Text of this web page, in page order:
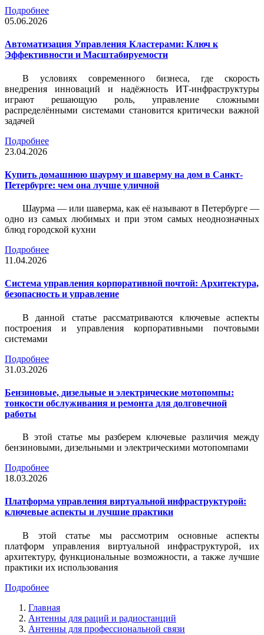
Подробнее
05.06.2026
Автоматизация Управления Кластерами: Ключ к
Эффективности и Масштабируемости
В условиях современного бизнеса, где скорость
внедрения инноваций и надёжность ИТ-инфраструктуры
играют решающую роль, управление сложными
распределёнными системами становится критически важной
задачей
Подробнее
23.04.2026
Купить домашнюю шаурму и шаверму на дом в Санкт-
Петербурге: чем она лучше уличной
Шаурма — или шаверма, как её называют в Петербурге —
одно из самых любимых и при этом самых неоднозначных
блюд городской кухни
Подробнее
11.04.2026
Система управления корпоративной почтой: Архитектура,
безопасность и управление
В данной статье рассматриваются ключевые аспекты
построения и управления корпоративными почтовыми
системами
Подробнее
31.03.2026
Бензиновые, дизельные и электрические мотопомпы:
тонкости обслуживания и ремонта для долговечной
работы
В этой статье мы разберем ключевые различия между
бензиновыми, дизельными и электрическими мотопомпами
Подробнее
18.03.2026
Платформа управления виртуальной инфраструктурой:
ключевые аспекты и лучшие практики
В этой статье мы рассмотрим основные аспекты
платформ управления виртуальной инфраструктурой, их
архитектуру, функциональные возможности, а также лучшие
практики их использования
Подробнее
Главная
Антенны для раций и радиостанций
Антенны для профессиональной связи